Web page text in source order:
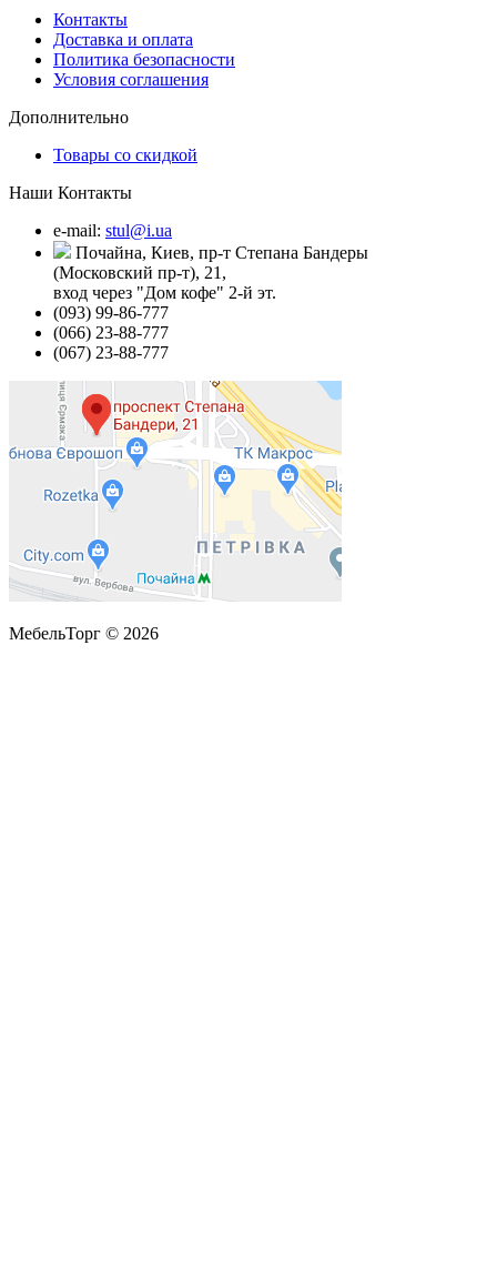
Контакты
Доставка и оплата
Политика безопасности
Условия соглашения
Дополнительно
Товары со скидкой
Наши Контакты
e-mail: stul@i.ua
Почайна, Киев, пр-т Степана Бандеры
(Московский пр-т), 21,
вход через "Дом кофе" 2-й эт.
(093) 99-86-777
(066) 23-88-777
(067) 23-88-777
МебельТорг © 2026